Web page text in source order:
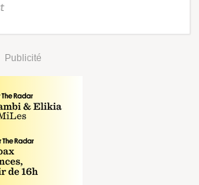
Publicité